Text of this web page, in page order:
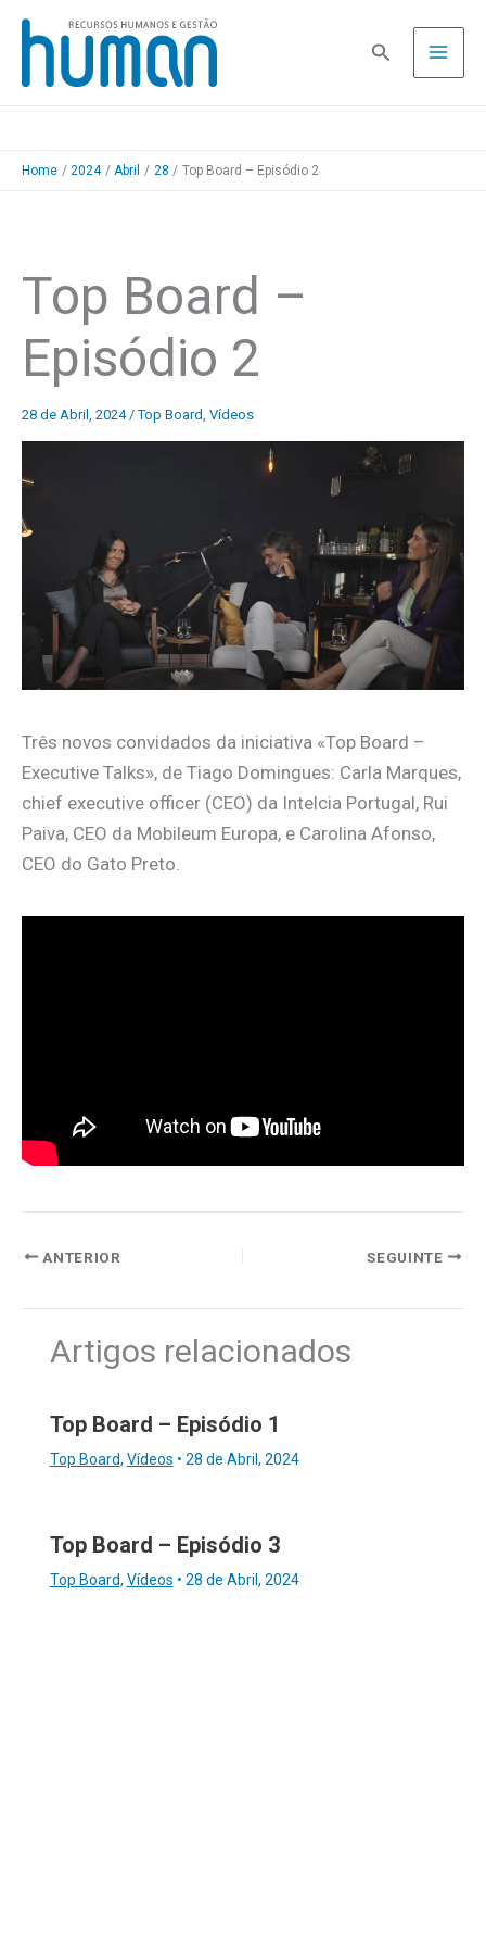
Skip
content
Pesquisa
Home 2024 Abril 28 Top Board – Episódio 2
Top Board –
Episódio 2
28 de Abril, 2024 /Top Board Vídeos
Três novos convidados da iniciativa «Top Board –
Executive Talks», de Tiago Domingues: Carla Marques,
chief executive officer (CEO) da Intelcia Portugal, Rui
Paiva, CEO da Mobileum Europa, e Carolina Afonso,
CEO do Gato Preto.
ANTERIOR SEGUINTE
Artigos relacionados
Top Board – Episódio 1
Top Board, Vídeos • 28 de Abril, 2024
Top Board – Episódio 3
Top Board, Vídeos • 28 de Abril, 2024